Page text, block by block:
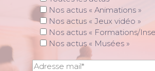
Nos actus « Animations »
Nos actus « Jeux vidéo »
Nos actus « Formations/
Nos actus « Musées »